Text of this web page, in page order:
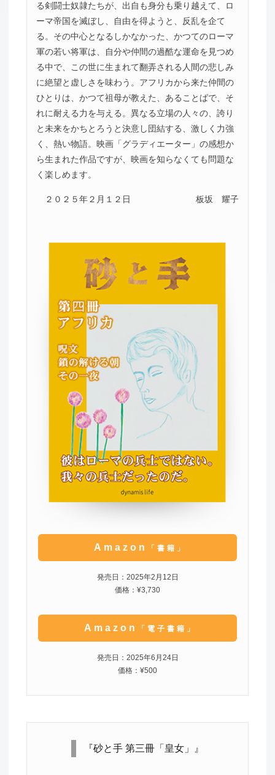
る剣闘士奴隷たちが、出自も身分も乗り越えて、ロ
ーマ帝国を滅ぼし、自由を得ようと、反乱を企て
る。その中心となるしかなかった、かつてのローマ
軍の若い将軍は、自分や仲間の過酷な運命を見つめ
る中で、この世に生まれて翻弄される人間の悲しみ
に絶望と虚しさを味わう。アフリカから来た仲間の
ひとりは、かつて祖母が教えた、あることばで、そ
れに耐える力を与える。異なる立場の人々の、誇り
と未来をかちとろうと決意し団結する、激しく力強
く、熱い物語。映画「グラディエーター」の感想か
ら生まれた作品ですが、映画を知らなくても問題な
く楽しめます。
２０２５年２月１２日 板坂 耀子
Amazon 「書籍」
発売日：2025年2月12日
価格：¥3,730
Amazon 「電子書籍」
発売日：2025年6月24日
価格：¥500
『砂と手 第三冊「皇女」』